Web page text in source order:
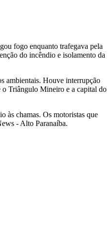
fogo enquanto trafegava pela
do incêndio e isolamento da
ambientais. Houve interrupção
o Triângulo Mineiro e a capital do
às chamas. Os motoristas que
- Alto Paranaíba.